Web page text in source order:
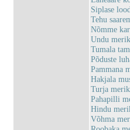
Siplase
Tehu
Nõmme
Undu
Tumala
Põduste
Pammana
Hakjala
Turja
Pahapilli
Hindu
Võhma